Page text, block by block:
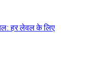
हर लेवल के लिए